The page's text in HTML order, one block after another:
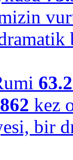
kez
bir